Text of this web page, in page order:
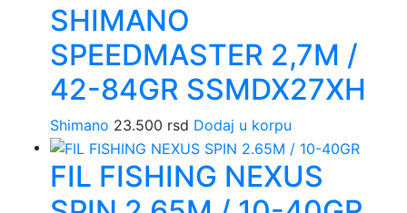
SHIMANO
SPEEDMASTER 2,7M /
42-84GR SSMDX27XH
Shimano 23.500 rsd Dodaj u korpu
FIL FISHING NEXUS